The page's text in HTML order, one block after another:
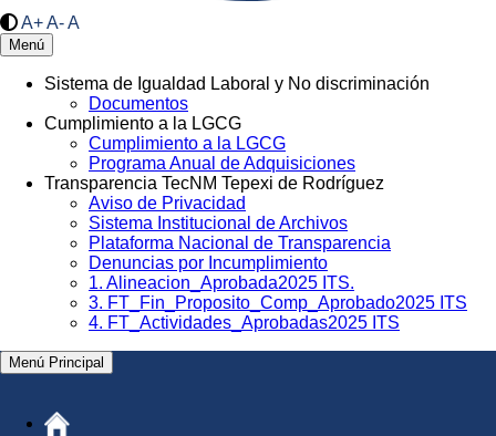
A+A-A
Menú
Sistema de Igualdad Laboral y No discriminación
Documentos
Cumplimiento a la LGCG
Cumplimiento a la LGCG
Programa Anual de Adquisiciones
Transparencia TecNM Tepexi de Rodríguez
Aviso de Privacidad
Sistema Institucional de Archivos
Plataforma Nacional de Transparencia
Denuncias por Incumplimiento
1. Alineacion_Aprobada2025 ITS.
3. FT_Fin_Proposito_Comp_Aprobado2025 ITS
4. FT_Actividades_Aprobadas2025 ITS
Menú Principal